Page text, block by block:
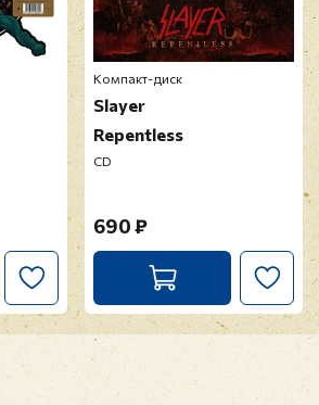
Компакт-диск
Slayer
Repentless
CD
690 ₽